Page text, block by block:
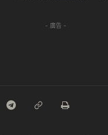
- 廣告 -